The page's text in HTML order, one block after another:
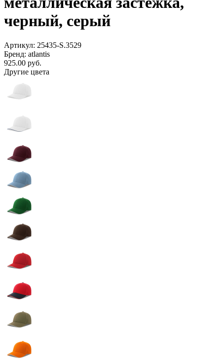
черный, серый
Артикул: 25435-S.3529
Бренд: atlantis
925.00 руб.
Другие цвета